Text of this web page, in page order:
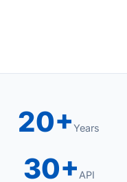
20+Years
30+ API